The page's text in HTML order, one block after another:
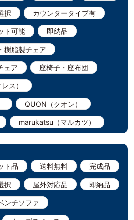
択 カウンタータイプ有
ト可能 即納品
樹脂製チェア
ェア 座椅子・座布団
ス）
QUON（クオン）
marukatsu（マルカツ）
ト品 送料無料 完成品
択 屋外対応品 即納品
ンチソファ